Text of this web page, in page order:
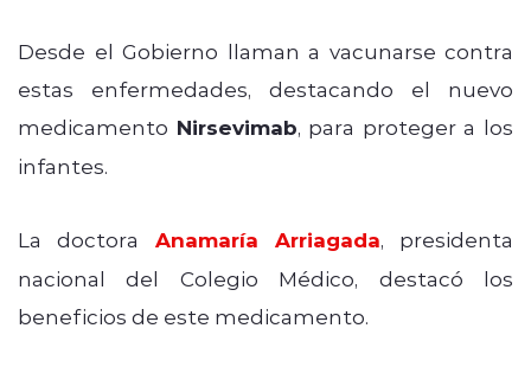
Desde el Gobierno llaman a vacunarse contra
estas enfermedades, destacando el nuevo
medicamento Nirsevimab, para proteger a los
infantes.
La doctora Anamaría Arriagada, presidenta
nacional del Colegio Médico, destacó los
beneficios de este medicamento.